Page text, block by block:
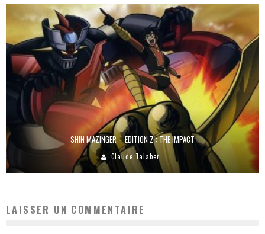
SHIN MAZINGER – EDITION Z : THE IMPACT
Claude Talaber
LAISSER UN COMMENTAIRE